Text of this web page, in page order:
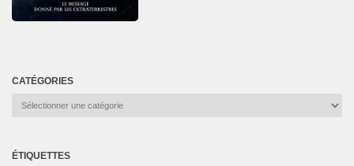
CATÉGORIES
Catégories
ÉTIQUETTES